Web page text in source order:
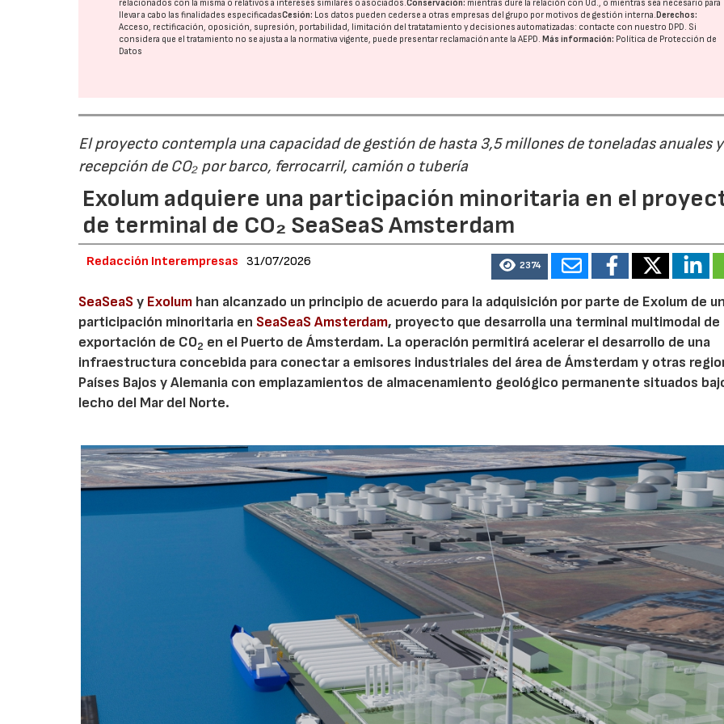
relacionados con la misma o relativos a intereses similares o asociados.Conservación: mientras dure la relación con Ud., o mientras sea necesario para
llevar a cabo las finalidades especificadasCesión: Los datos pueden cederse a otras empresas del grupo por motivos de gestión interna.Derechos:
Acceso, rectificación, oposición, supresión, portabilidad, limitación del tratatamiento y decisiones automatizadas: contacte con nuestro DPD. Si
considera que el tratamiento no se ajusta a la normativa vigente, puede presentar reclamación ante laAEPD.Más información: Política de Protección de
Datos
El proyecto contempla una capacidad de gestión de hasta 3,5 millones de toneladas anuales
recepción de CO₂ por barco, ferrocarril, camión o tubería
Exolum adquiere una participación minoritaria en el
de terminal de CO₂ SeaSeaS Amsterdam
Redacción Interempresas 31/07/2026 2374
SeaSeaSy Exolum han alcanzado un principio de acuerdo para la adquisición por parte de Exolum de
participación minoritaria en SeaSeaS Amsterdam, proyecto que desarrolla una terminal multimodal de
exportación de CO2 en el Puerto de Ámsterdam. La operación permitirá acelerar el desarrollo de una
infraestructura concebida para conectar a emisores industriales del área de Ámsterdam y otras
Países Bajos y Alemania con emplazamientos de almacenamiento geológico permanente situados
lecho del Mar del Norte.